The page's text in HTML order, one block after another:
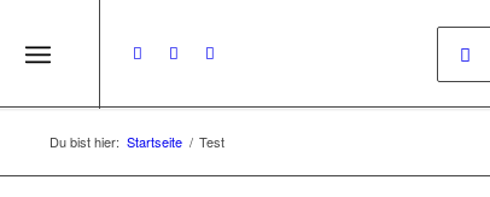
Du bist hier: Startseite / Test